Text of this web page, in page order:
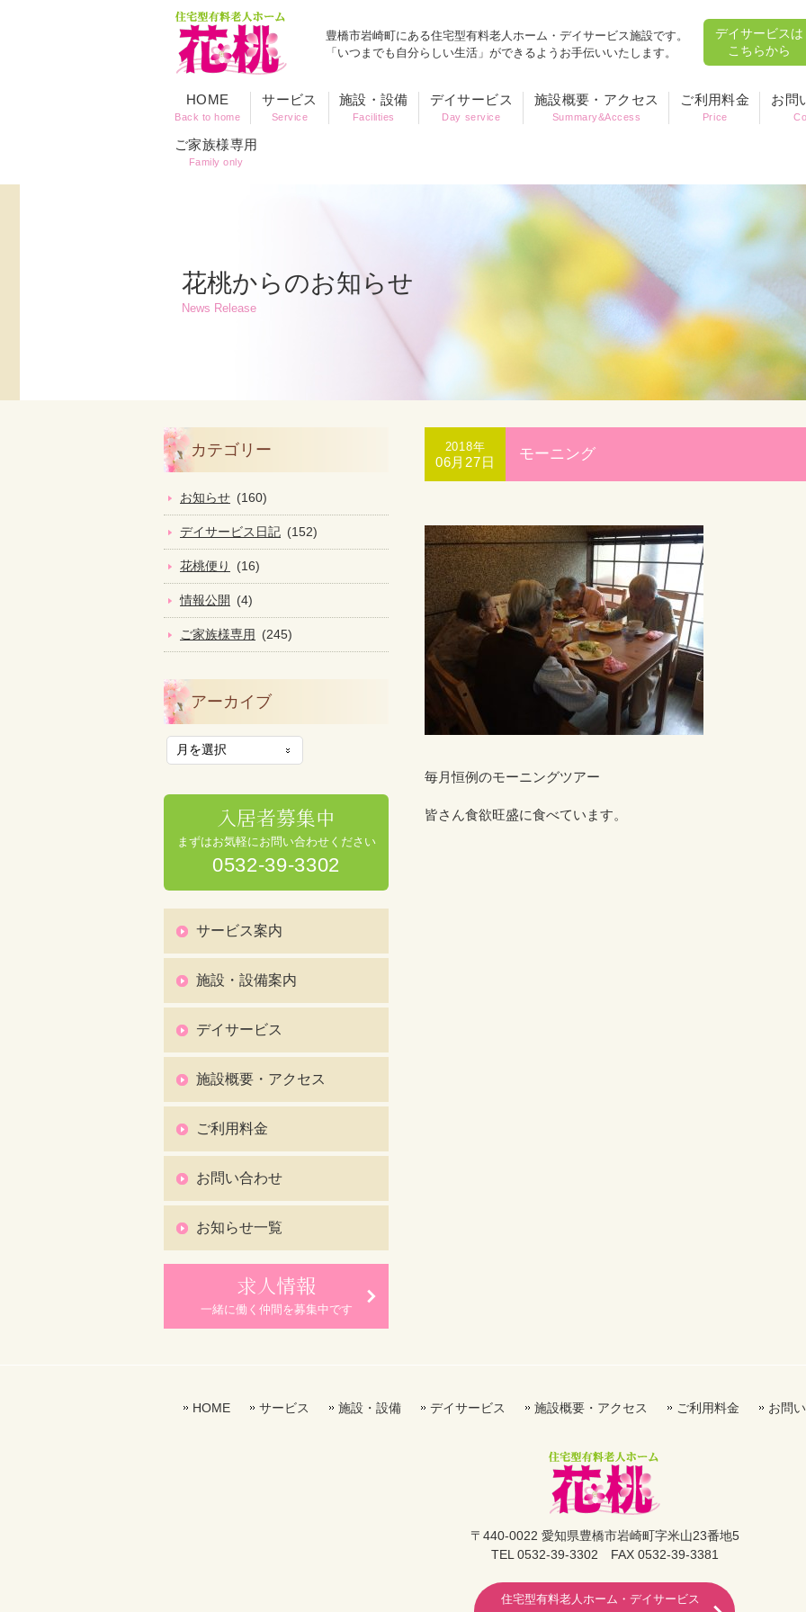
豊橋市岩崎町にある住宅型有料老人ホーム・デイサービス施設です。
「いつまでも自分らしい生活」ができるようお手伝いいたします。
デイサービスは
こちらから
HOME
Back to home
サービス
Service
施設・設備
Facilities
デイサービス
Day service
施設概要・アクセス
Summary&Access
ご利用料金
Price
お問
ご家族様専用
Family only
花桃からのお知らせ
News Release
2018年
06月27日 モーニング
毎月恒例のモーニングツアー
皆さん食欲旺盛に食べています。
カテゴリー
お知らせ (160)
デイサービス日記 (152)
花桃便り (16)
情報公開 (4)
ご家族様専用 (245)
アーカイブ
入居者募集中
まずはお気軽にお問い合わせください
0532-39-3302
サービス案内
施設・設備案内
デイサービス
施設概要・アクセス
ご利用料金
お問い合わせ
お知らせ一覧
求人情報
一緒に働く仲間を募集中です
HOME サービス 施設・設備 デイサービス 施設概要・アクセス ご利用料金 お問
〒440-0022 愛知県豊橋市岩崎町字米山23番地5
TEL 0532-39-3302 FAX 0532-39-3381
住宅型有料老人ホーム・デイサービス